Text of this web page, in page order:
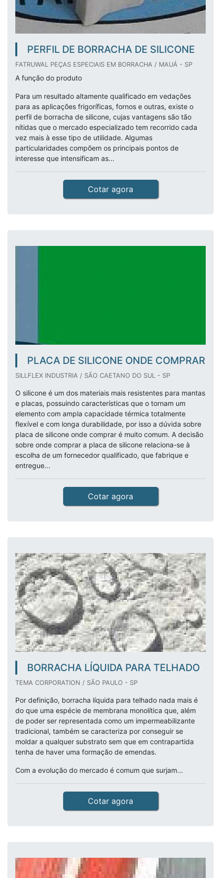
PERFIL DE BORRACHA DE SILICONE
FATRUWAL PEÇAS ESPECIAIS EM BORRACHA / MAUÁ - SP
A função do produto
Para um resultado altamente qualificado em vedações
para as aplicações frigoríficas, fornos e outras, existe o
perfil de borracha de silicone, cujas vantagens são tão
nítidas que o mercado especializado tem recorrido cada
vez mais à esse tipo de utilidade. Algumas
particularidades compõem os principais pontos de
interesse que intensificam as...
Cotar agora
PLACA DE SILICONE ONDE COMPRAR
SILLFLEX INDUSTRIA / SÃO CAETANO DO SUL - SP
O silicone é um dos materiais mais resistentes para mantas
e placas, possuindo características que o tornam um
elemento com ampla capacidade térmica totalmente
flexível e com longa durabilidade, por isso a dúvida sobre
placa de silicone onde comprar é muito comum. A decisão
sobre onde comprar a placa de silicone relaciona-se à
escolha de um fornecedor qualificado, que fabrique e
entregue...
Cotar agora
BORRACHA LÍQUIDA PARA TELHADO
TEMA CORPORATION / SÃO PAULO - SP
Por definição, borracha líquida para telhado nada mais é
do que uma espécie de membrana monolítica que, além
de poder ser representada como um impermeabilizante
tradicional, também se caracteriza por conseguir se
moldar a qualquer substrato sem que em contrapartida
tenha de haver uma formação de emendas.
Com a evolução do mercado é comum que surjam...
Cotar agora